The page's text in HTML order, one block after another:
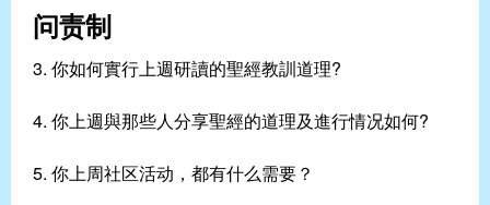
问责制
3. 你如何實行上週研讀的聖經教訓道理?
4. 你上週與那些人分享聖經的道理及進行情况如何?
5. 你上周社区活动，都有什么需要？